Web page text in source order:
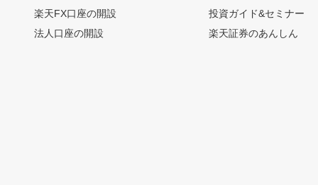
楽天FX口座の開設
法人口座の開設
投資ガイド&セミナー
楽天証券のあんしん